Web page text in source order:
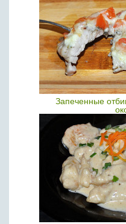
Запеченные